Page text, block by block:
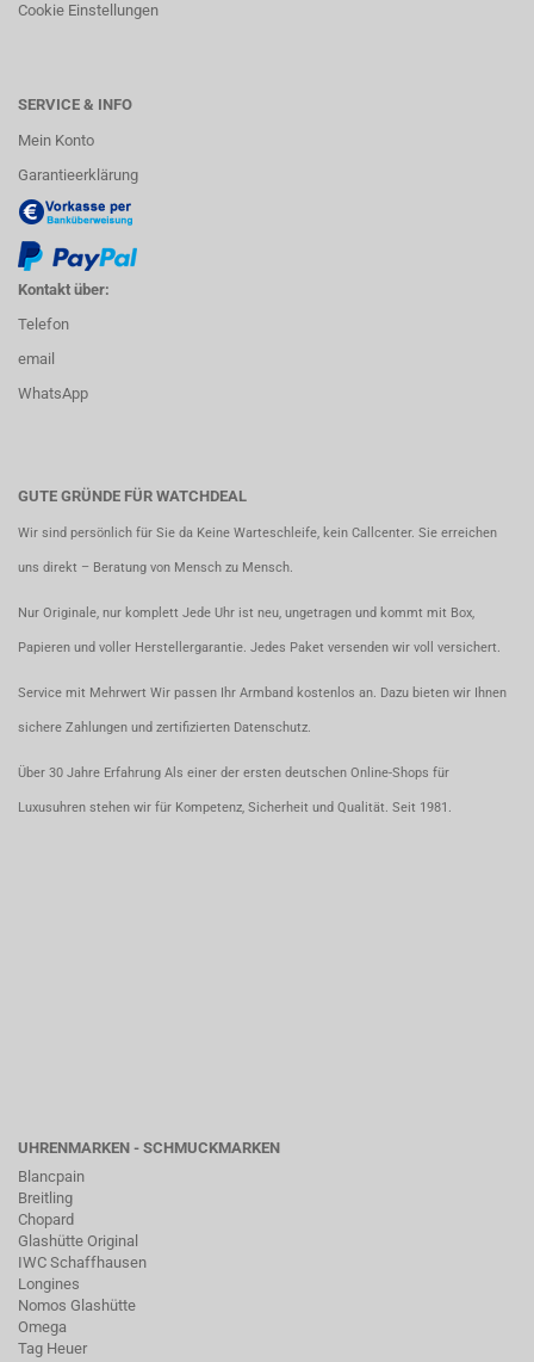
Cookie Einstellungen
SERVICE & INFO
Mein Konto
Garantieerklärung
Kontakt über:
Telefon
email
WhatsApp
GUTE GRÜNDE FÜR WATCHDEAL
Wir sind persönlich für Sie da Keine Warteschleife, kein Callcenter. Sie erreichen
uns direkt – Beratung von Mensch zu Mensch.
Nur Originale, nur komplett Jede Uhr ist neu, ungetragen und kommt mit Box,
Papieren und voller Herstellergarantie. Jedes Paket versenden wir voll versichert.
Service mit Mehrwert Wir passen Ihr Armband kostenlos an. Dazu bieten wir Ihnen
sichere Zahlungen und zertifizierten Datenschutz.
Über 30 Jahre Erfahrung Als einer der ersten deutschen Online-Shops für
Luxusuhren stehen wir für Kompetenz, Sicherheit und Qualität. Seit 1981.
UHRENMARKEN - SCHMUCKMARKEN
Blancpain
Breitling
Chopard
Glashütte Original
IWC Schaffhausen
Longines
Nomos Glashütte
Omega
Tag Heuer